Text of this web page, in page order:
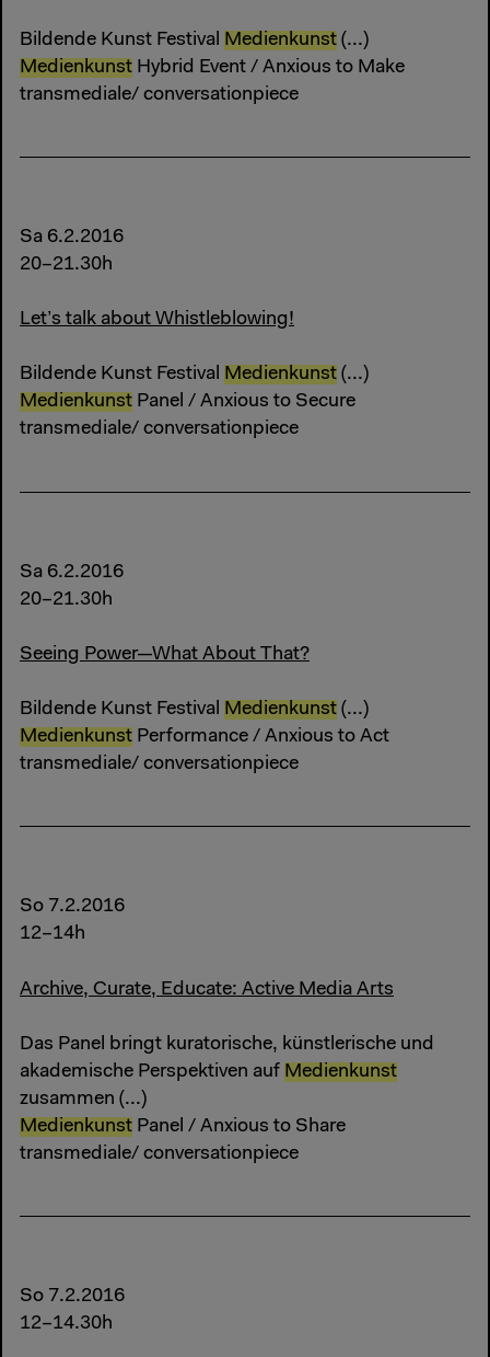
Bildende Kunst Festival Medienkunst (...)
Medienkunst Hybrid Event / Anxious to Make
transmediale/ conversationpiece
Sa 6.2.2016
20–21.30h
Let’s talk about Whistleblowing!
Bildende Kunst Festival Medienkunst (...)
Medienkunst Panel / Anxious to Secure
transmediale/ conversationpiece
Sa 6.2.2016
20–21.30h
Seeing Power—What About That?
Bildende Kunst Festival Medienkunst (...)
Medienkunst Performance / Anxious to Act
transmediale/ conversationpiece
So 7.2.2016
12–14h
Archive, Curate, Educate: Active Media Arts
Das Panel bringt kuratorische, künstlerische und
akademische Perspektiven auf Medienkunst
zusammen (...)
Medienkunst Panel / Anxious to Share
transmediale/ conversationpiece
So 7.2.2016
12–14.30h